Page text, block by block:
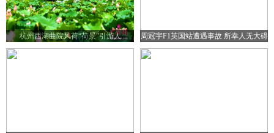
杭州西湖曲院风荷“荷景”引游人 周冠宇F1英国站遭遇事故 所幸人无大碍